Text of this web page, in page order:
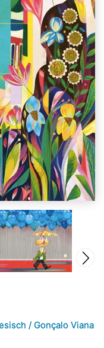
/ Gonçalo Viana